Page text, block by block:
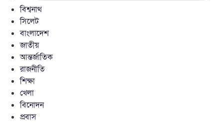
বিশ্বনাথ
সিলেট
বাংলাদেশ
জাতীয়
আন্তর্জাতিক
রাজনীতি
শিক্ষা
খেলা
বিনোদন
প্রবাস